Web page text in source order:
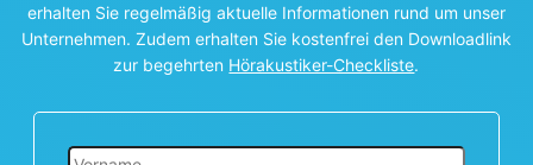
erhalten Sie regelmäßig aktuelle Informationen rund um unser
Unternehmen. Zudem erhalten Sie kostenfrei den Downloadlink
zur begehrten Hörakustiker-Checkliste.